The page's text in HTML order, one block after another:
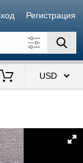
Регистрация